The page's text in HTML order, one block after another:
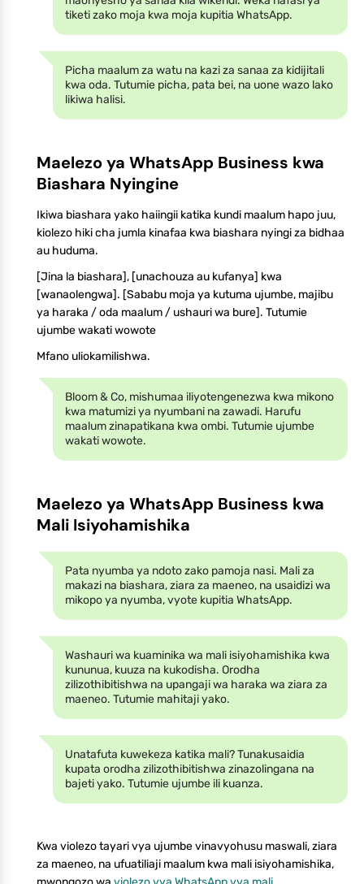
tiketi zako moja kwa moja kupitia WhatsApp.
Picha maalum za watu na kazi za sanaa za kidijitali
kwa oda. Tutumie picha, pata bei, na uone wazo lako
likiwa halisi.
Maelezo ya WhatsApp Business kwa
Biashara Nyingine
Ikiwa biashara yako haiingii katika kundi maalum hapo juu,
kiolezo hiki cha jumla kinafaa kwa biashara nyingi za bidhaa
au huduma.
[Jina la biashara], [unachouza au kufanya] kwa
[wanaolengwa]. [Sababu moja ya kutuma ujumbe, majibu
ya haraka / oda maalum / ushauri wa bure]. Tutumie
ujumbe wakati wowote
Mfano uliokamilishwa.
Bloom & Co, mishumaa iliyotengenezwa kwa mikono
kwa matumizi ya nyumbani na zawadi. Harufu
maalum zinapatikana kwa ombi. Tutumie ujumbe
wakati wowote.
Maelezo ya WhatsApp Business kwa
Mali Isiyohamishika
Pata nyumba ya ndoto zako pamoja nasi. Mali za
makazi na biashara, ziara za maeneo, na usaidizi wa
mikopo ya nyumba, vyote kupitia WhatsApp.
Washauri wa kuaminika wa mali isiyohamishika kwa
kununua, kuuza na kukodisha. Orodha
zilizothibitishwa na upangaji wa haraka wa ziara za
maeneo. Tutumie mahitaji yako.
Unatafuta kuwekeza katika mali? Tunakusaidia
kupata orodha zilizothibitishwa zinazolingana na
bajeti yako. Tutumie ujumbe ili kuanza.
Kwa violezo tayari vya ujumbe vinavyohusu maswali, ziara
za maeneo, na ufuatiliaji maalum kwa mali isiyohamishika,